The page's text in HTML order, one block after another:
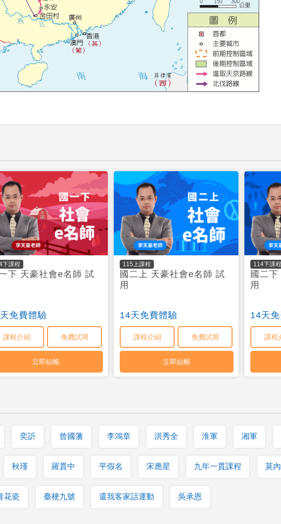
奕訢 曾國藩 李鴻章 洪秀全 淮軍 湘軍
秋瑾 羅貫中 平假名 宋應星 九年一貫課程 莫內
花瓷 臺梗九號 還我客家話運動 吳承恩